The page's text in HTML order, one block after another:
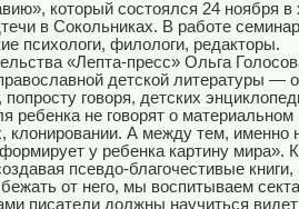
который состоялся 24 ноября в
в Сокольниках. В работе
психологи, филологи, редакторы.
«Лепта-пресс» Ольга
детской литературы —
попросту говоря, детских
ребенка не говорят о
клонировании. А между тем, именно
у ребенка картину мира».
псевдо-благочестивые
от него, мы воспитываем
писатели должны научиться